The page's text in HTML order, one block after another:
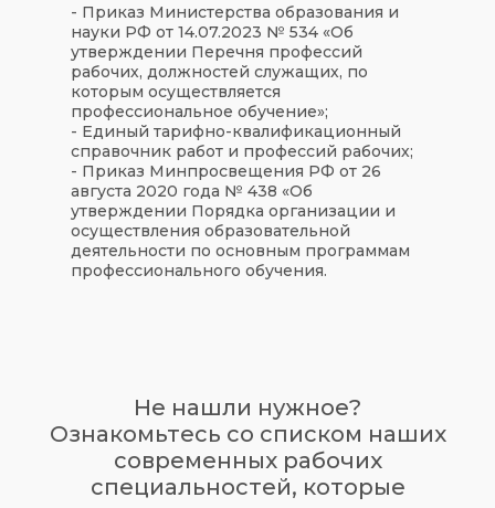
- Приказ Министерства образования и
науки РФ от 14.07.2023 № 534 «Об
утверждении Перечня профессий
рабочих, должностей служащих, по
которым осуществляется
профессиональное обучение»;
- Единый тарифно-квалификационный
справочник работ и профессий рабочих;
- Приказ Минпросвещения РФ от 26
августа 2020 года № 438 «Об
утверждении Порядка организации и
осуществления образовательной
деятельности по основным программам
профессионального обучения.
Не нашли нужное?
Ознакомьтесь со списком наших
современных рабочих
специальностей, которые